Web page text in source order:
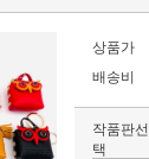
상품가
배송비
작품판선
택